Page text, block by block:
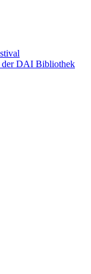
der DAI Bibliothek